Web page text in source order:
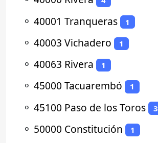
⚬ 40001 Tranqueras 1
⚬ 40003 Vichadero 1
⚬ 40063 Rivera 1
⚬ 45000 Tacuarembó 1
⚬ 45100 Paso de los Toros 3
⚬ 50000 Constitución 1